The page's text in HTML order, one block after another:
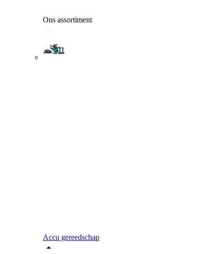
Ons assortiment
Accu gereedschap